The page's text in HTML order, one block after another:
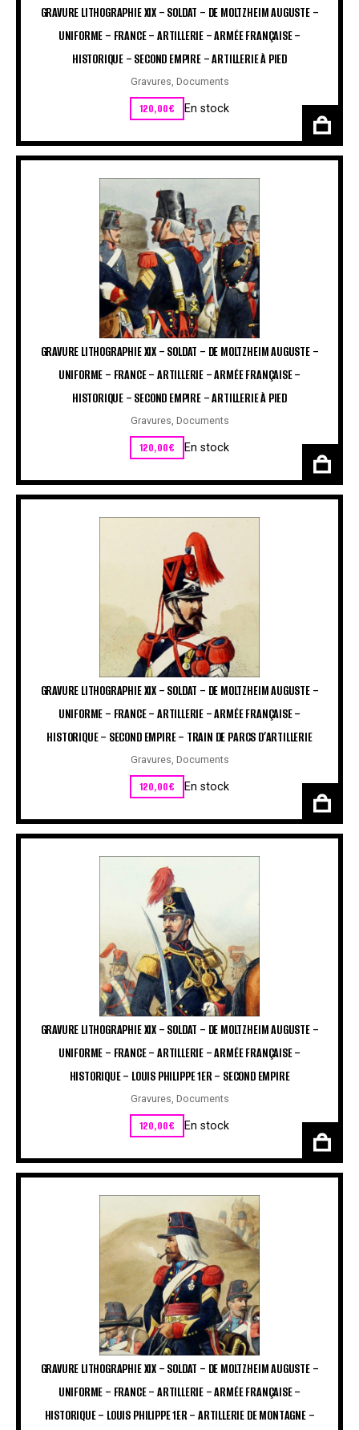
GRAVURE LITHOGRAPHIE XIX – SOLDAT – DE MOLTZHEIM AUGUSTE –
UNIFORME – FRANCE – ARTILLERIE – ARMÉE FRANÇAISE –
HISTORIQUE – SECOND EMPIRE – ARTILLERIE À PIED
Gravures, Documents
120,00€ En stock
GRAVURE LITHOGRAPHIE XIX – SOLDAT – DE MOLTZHEIM AUGUSTE –
UNIFORME – FRANCE – ARTILLERIE – ARMÉE FRANÇAISE –
HISTORIQUE – SECOND EMPIRE – ARTILLERIE À PIED
Gravures, Documents
120,00€ En stock
GRAVURE LITHOGRAPHIE XIX – SOLDAT – DE MOLTZHEIM AUGUSTE –
UNIFORME – FRANCE – ARTILLERIE – ARMÉE FRANÇAISE –
HISTORIQUE – SECOND EMPIRE – TRAIN DE PARCS D’ARTILLERIE
Gravures, Documents
120,00€ En stock
GRAVURE LITHOGRAPHIE XIX – SOLDAT – DE MOLTZHEIM AUGUSTE –
UNIFORME – FRANCE – ARTILLERIE – ARMÉE FRANÇAISE –
HISTORIQUE – LOUIS PHILIPPE 1ER – SECOND EMPIRE
Gravures, Documents
120,00€ En stock
GRAVURE LITHOGRAPHIE XIX – SOLDAT – DE MOLTZHEIM AUGUSTE –
UNIFORME – FRANCE – ARTILLERIE – ARMÉE FRANÇAISE –
HISTORIQUE – LOUIS PHILIPPE 1ER – ARTILLERIE DE MONTAGNE –